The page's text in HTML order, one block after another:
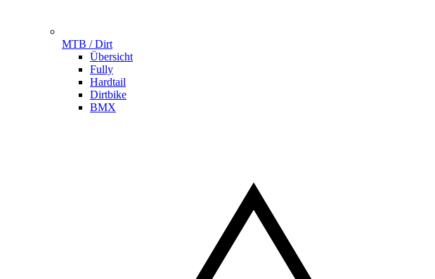
MTB / Dirt
Übersicht
Fully
Hardtail
Dirtbike
BMX